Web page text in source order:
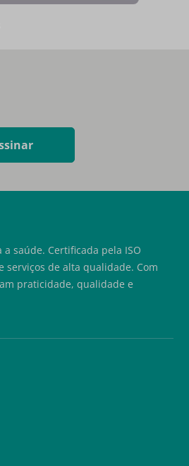
saúde. Certificada pela ISO
serviços de alta qualidade. Com
praticidade, qualidade e